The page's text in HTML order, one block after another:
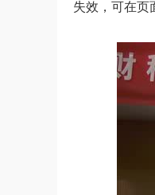
失效，可在页